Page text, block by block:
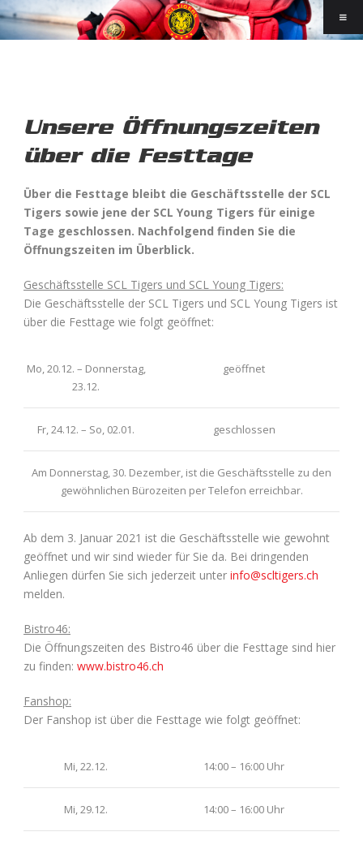
Unsere Öffnungszeiten
über die Festtage
Über die Festtage bleibt die Geschäftsstelle der SCL
Tigers sowie jene der SCL Young Tigers für einige
Tage geschlossen. Nachfolgend finden Sie die
Öffnungszeiten im Überblick.
Geschäftsstelle SCL Tigers und SCL Young Tigers:
Die Geschäftsstelle der SCL Tigers und SCL Young Tigers ist
über die Festtage wie folgt geöffnet:
Mo, 20.12. – Donnerstag,
23.12.
geöffnet
Fr, 24.12. – So, 02.01. geschlossen
Am Donnerstag, 30. Dezember, ist die Geschäftsstelle zu den
gewöhnlichen Bürozeiten per Telefon erreichbar.
Ab dem 3. Januar 2021 ist die Geschäftsstelle wie gewohnt
geöffnet und wir sind wieder für Sie da. Bei dringenden
Anliegen dürfen Sie sich jederzeit unter info@scltigers.ch
melden.
Bistro46:
Die Öffnungszeiten des Bistro46 über die Festtage sind hier
zu finden: www.bistro46.ch
Fanshop:
Der Fanshop ist über die Festtage wie folgt geöffnet:
Mi, 22.12. 14:00 – 16:00 Uhr
Mi, 29.12. 14:00 – 16:00 Uhr